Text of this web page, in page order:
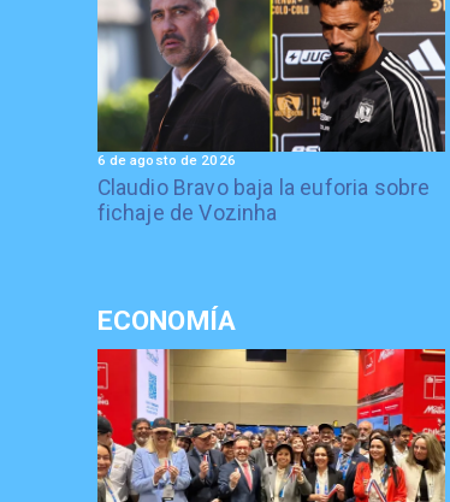
Claudio Bravo baja la euforia sobre
fichaje de Vozinha
6 de agosto de 2026
ECONOMÍA